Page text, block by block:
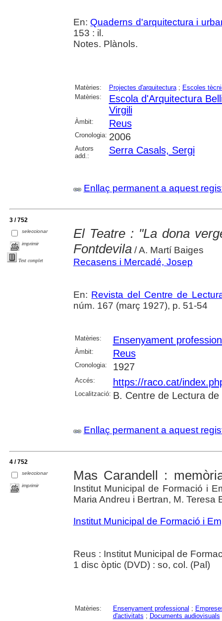
En: Quaderns d'arquitectura i
153 : il.
Notes. Plànols.
Matèries: Projectes d'arquitectura; Escoles
Matèries:
Escola d'Arquitectura
Virgili
Àmbit: Reus
Cronologia: 2006
Autors
add.:
Serra Casals, Sergi
Enllaç permanent a aquest
3 / 752
seleccionar
imprimir
Text complet
El Teatre : "La dona
Fontdevila/ A. Martí Baiges
Recasens i Mercadé, Josep
En: Revista del Centre de
núm. 167 (març 1927), p. 51-54
Matèries: Ensenyament
Àmbit: Reus
Cronologia: 1927
Accés: https://raco.cat/
Localització: B. Centre de Lectura de
Enllaç permanent a aquest
4 / 752
seleccionar
imprimir
Mas Carandell :
Institut Municipal de Formació i
Maria Andreu i Bertran, M. Teresa
Institut Municipal de Formació i
Reus : Institut Municipal de
1 disc òptic (DVD) : so, col. (Pal)
Matèries: Ensenyament professional ;
d'activitats ; Documents audiovisuals